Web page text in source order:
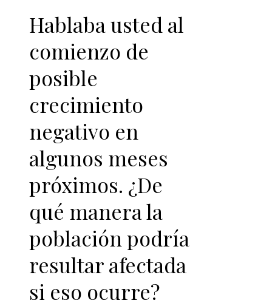
Hablaba usted al
comienzo de
posible
crecimiento
negativo en
algunos meses
próximos. ¿De
qué manera la
población podría
resultar afectada
si eso ocurre?